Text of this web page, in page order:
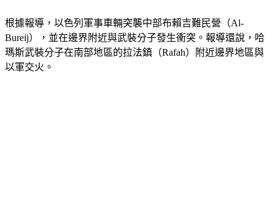
根據報導，以色列軍事車輛突襲中部布賴吉難民營（Al-
Bureij），並在邊界附近與武裝分子發生衝突。報導還說，哈
瑪斯武裝分子在南部地區的拉法鎮（Rafah）附近邊界地區與
以軍交火。